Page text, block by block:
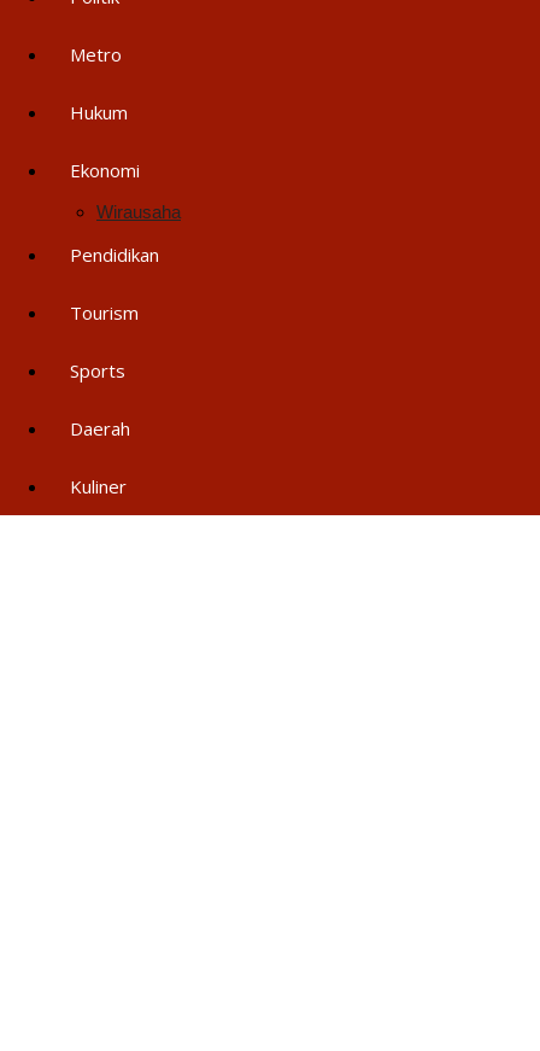
Metro
Hukum
Ekonomi
Wirausaha
Pendidikan
Tourism
Sports
Daerah
Kuliner